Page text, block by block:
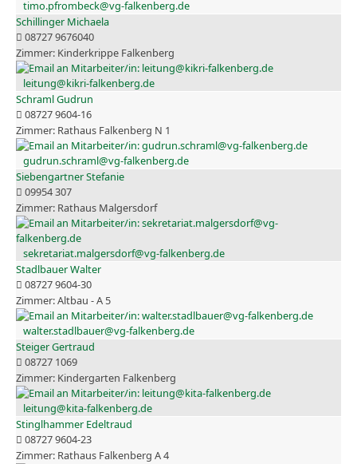
timo.pfrombeck@vg-falkenberg.de
Schillinger Michaela
08727 9676040
Kinderkrippe Falkenberg
leitung@kikri-falkenberg.de
Schraml Gudrun
08727 9604-16
Rathaus Falkenberg N 1
gudrun.schraml@vg-falkenberg.de
Siebengartner Stefanie
09954 307
Rathaus Malgersdorf
sekretariat.malgersdorf@vg-falkenberg.de
Stadlbauer Walter
08727 9604-30
Altbau - A 5
walter.stadlbauer@vg-falkenberg.de
Steiger Gertraud
08727 1069
Kindergarten Falkenberg
leitung@kita-falkenberg.de
Stinglhammer Edeltraud
08727 9604-23
Rathaus Falkenberg A 4